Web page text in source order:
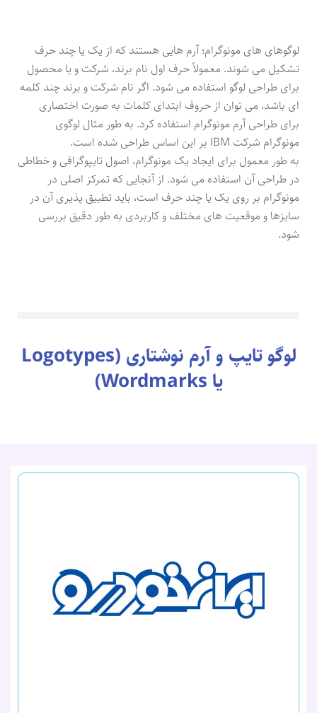
لوگوهای های مونوگرام؛ آرم هایی هستند که از یک یا چند حرف
تشکیل می شوند. معمولاً حرف اول نام برند، شرکت و یا محصول
برای طراحی لوگو استفاده می شود. اگر نام شرکت و برند چند کلمه
ای باشد، می توان از حروف ابتدای کلمات به صورت اختصاری
برای طراحی آرم مونوگرام استفاده کرد. به طور مثال لوگوی
مونوگرام شرکت IBM بر این اساس طراحی شده است.
به طور معمول برای ایجاد یک مونوگرام، اصول تایپوگرافی و خطاطی
در طراحی آن استفاده می شود. از آنجایی که تمرکز اصلی در
مونوگرام بر روی یک یا چند حرف است، باید تطبیق پذیری آن در
سایزها و موقعیت های مختلف و کاربردی به طور دقیق بررسی
شود.
لوگو تایپ و آرم نوشتاری (Logotypes
یا Wordmarks)